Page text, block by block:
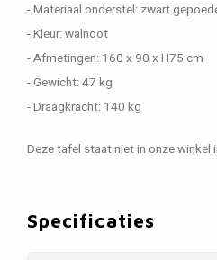
- Materiaal onderstel: zwart
- Kleur: walnoot
- Afmetingen: 160 x 90 x H75 cm
- Gewicht: 47 kg
- Draagkracht: 140 kg
Deze tafel staat niet in onze winkel
Specificaties